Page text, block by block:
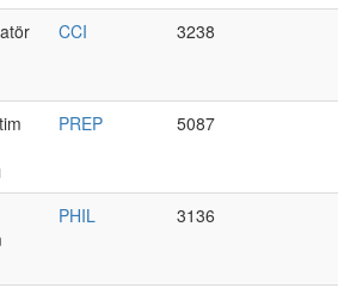
CCI 3238
PREP 5087
PHIL 3136